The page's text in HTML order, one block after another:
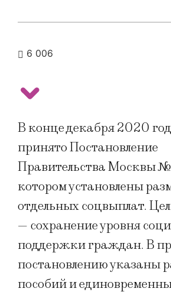
6 006
В конце декабря 2020
принято Постановление
Правительства Москвы
котором установлены
отдельных соцвыплат.
— сохранение уровня
поддержки граждан. В
постановлению указаны
пособий и